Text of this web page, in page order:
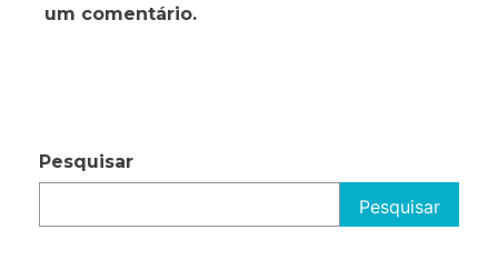
um comentário.
Pesquisar
Pesquisar